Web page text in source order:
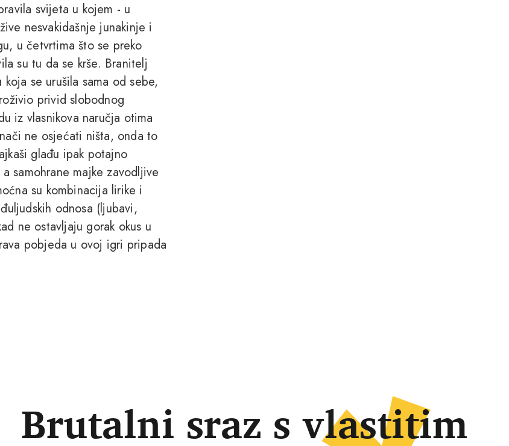
svijeta u kojem - u
nesvakidašnje junakinje i
u četvrtima što se preko
su tu da se krše. Branitelj
se urušila sama od sebe,
privid slobodnog
iz vlasnikova naručja otima
ne osjećati ništa, onda to
glađu ipak potajno
samohrane majke zavodljive
su kombinacija lirike i
odnosa (ljubavi,
ne ostavljaju gorak okus u
pobjeda u ovoj igri pripada
Brutalni sraz s vlastitim